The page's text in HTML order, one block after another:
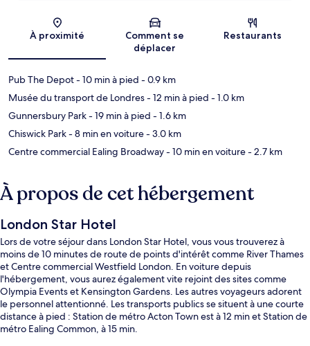
Carte
À proximité
Comment se
déplacer
Restaurants
Pub The Depot- 10 min à pied - 0.9 km
Musée du transport de Londres- 12 min à pied - 1.0 km
Gunnersbury Park- 19 min à pied - 1.6 km
Chiswick Park- 8 min en voiture- 3.0 km
Centre commercial Ealing Broadway- 10 min en voiture- 2.7 km
À propos de cet hébergement
London Star Hotel
Lors de votre séjour dans London Star Hotel, vous vous trouverez à
moins de 10 minutes de route de points d'intérêt comme River Thames
et Centre commercial Westfield London. En voiture depuis
l'hébergement, vous aurez également vite rejoint des sites comme
Olympia Events et Kensington Gardens. Les autres voyageurs adorent
le personnel attentionné. Les transports publics se situent à une courte
distance à pied : Station de métro Acton Town est à 12 min et Station de
métro Ealing Common, à 15 min.